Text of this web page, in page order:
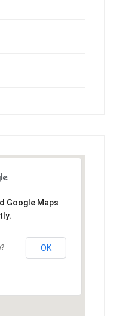
Google Maps
OK